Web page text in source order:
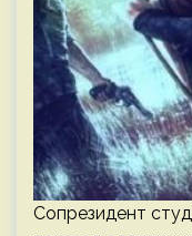
Сопрезидент